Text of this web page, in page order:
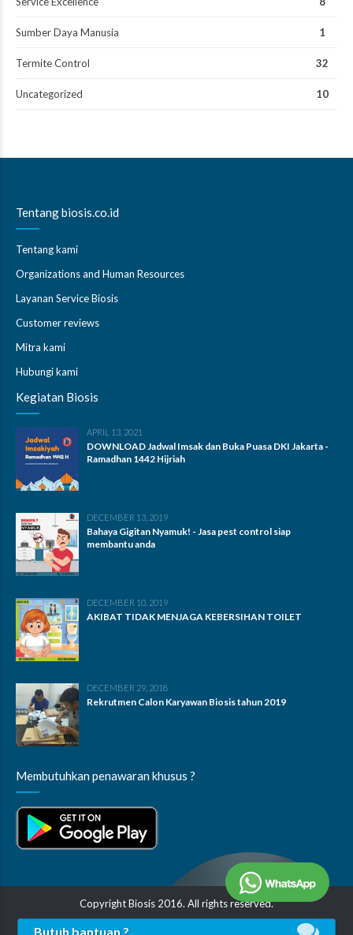
Sumber Daya Manusia 1
Termite Control 32
Uncategorized 10
Tentang biosis.co.id
Tentang kami
Organizations and Human Resources
Layanan Service Biosis
Customer reviews
Mitra kami
Hubungi kami
Kegiatan Biosis
APRIL 13, 2021
DOWNLOAD Jadwal Imsak dan Buka Puasa DKI Jakarta -
Ramadhan 1442 Hijriah
DECEMBER 13, 2019
Bahaya Gigitan Nyamuk! - Jasa pest control siap
membantu anda
DECEMBER 10, 2019
AKIBAT TIDAK MENJAGA KEBERSIHAN TOILET
DECEMBER 29, 2018
Rekrutmen Calon Karyawan Biosis tahun 2019
Membutuhkan penawaran khusus ?
Copyright Biosis 2016. All rights reserved.
Butuh bantuan ?